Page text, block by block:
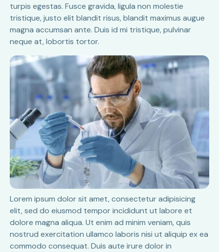
turpis egestas. Fusce gravida, ligula non molestie
tristique, justo elit blandit risus, blandit maximus augue
magna accumsan ante. Duis id mi tristique, pulvinar
neque at, lobortis tortor.
Lorem ipsum dolor sit amet, consectetur adipisicing
elit, sed do eiusmod tempor incididunt ut labore et
dolore magna aliqua. Ut enim ad minim veniam, quis
nostrud exercitation ullamco laboris nisi ut aliquip ex ea
commodo consequat. Duis aute irure dolor in